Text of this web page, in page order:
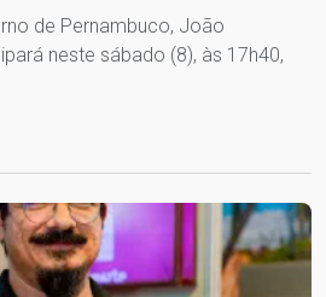
de Pernambuco, João
neste sábado (8), às 17h40,